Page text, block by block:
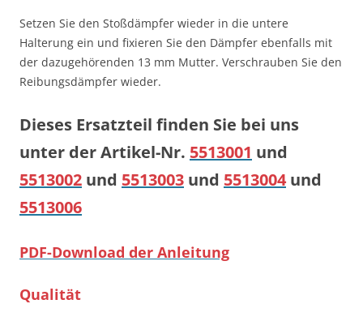
Setzen Sie den Stoßdämpfer wieder in die untere
Halterung ein und fixieren Sie den Dämpfer ebenfalls mit
der dazugehörenden 13 mm Mutter. Verschrauben Sie den
Reibungsdämpfer wieder.
Dieses Ersatzteil finden Sie bei uns
unter der Artikel-Nr. 5513001 und
5513002 und 5513003 und 5513004 und
5513006
PDF-Download der Anleitung
Qualität